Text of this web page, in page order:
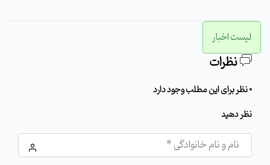
لیست اخبار
نظرات
0 نظر برای این مطلب وجود دارد
نظر دهید